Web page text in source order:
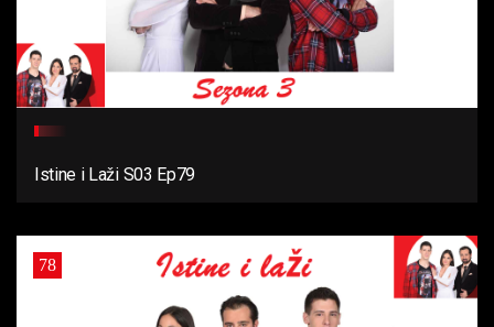
Istine i Laži S03 Ep79
78